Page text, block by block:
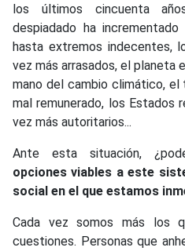
los últimos cincuenta
despiadado ha
hasta extremos indecentes,
vez más arrasados, el planeta
mano del cambio climático,
mal remunerado, los Estados
vez más autoritarios...
Ante esta situación,
opciones viables a este
social en el que estamos
Cada vez somos más los
cuestiones. Personas que